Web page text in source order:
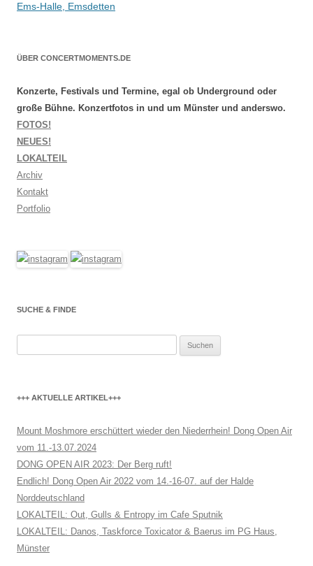
Ems-Halle, Emsdetten
ÜBER CONCERTMOMENTS.DE
Konzerte, Festivals und Termine, egal ob Underground oder
große Bühne. Konzertfotos in und um Münster und anderswo.
FOTOS!
NEUES!
LOKALTEIL
Archiv
Kontakt
Portfolio
SUCHE & FINDE
+++ AKTUELLE ARTIKEL+++
Mount Moshmore erschüttert wieder den Niederrhein! Dong Open Air
vom 11.-13.07.2024
DONG OPEN AIR 2023: Der Berg ruft!
Endlich! Dong Open Air 2022 vom 14.-16-07. auf der Halde
Norddeutschland
LOKALTEIL: Out, Gulls & Entropy im Cafe Sputnik
LOKALTEIL: Danos, Taskforce Toxicator & Baerus im PG Haus,
Münster